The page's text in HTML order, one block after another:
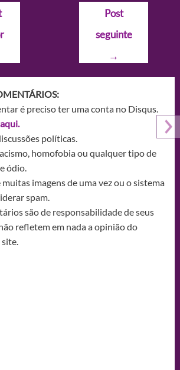
Post
seguinte
→
é preciso ter uma conta no Disqus.
políticas.
homofobia ou qualquer tipo de
ódio.
imagens de uma vez ou o sistema
spam.
são de responsabilidade de seus
refletem em nada a opinião do